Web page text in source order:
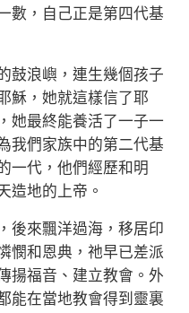
數，自己正是第四代基
浪嶼，連生幾個孩子
穌，她就這樣信了耶
她最終能養活了一子一
我們家族中的第二代基
一代，他們經歷和明
造地的上帝。
來飄洋過海，移居印
憫和恩典，祂早已差派
揚福音、建立教會。外
能在當地教會得到靈裏